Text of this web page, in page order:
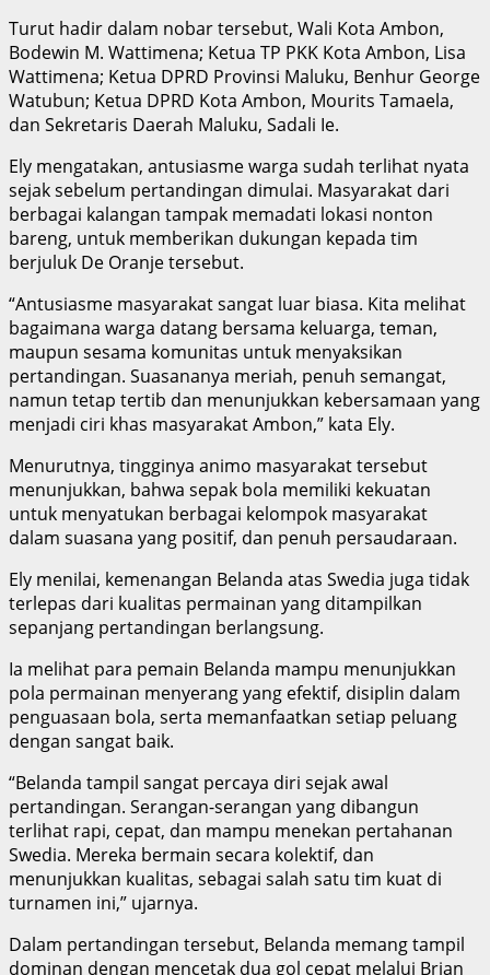
Turut hadir dalam nobar tersebut, Wali Kota Ambon,
Bodewin M. Wattimena; Ketua TP PKK Kota Ambon, Lisa
Wattimena; Ketua DPRD Provinsi Maluku, Benhur George
Watubun; Ketua DPRD Kota Ambon, Mourits Tamaela,
dan Sekretaris Daerah Maluku, Sadali Ie.
Ely mengatakan, antusiasme warga sudah terlihat nyata
sejak sebelum pertandingan dimulai. Masyarakat dari
berbagai kalangan tampak memadati lokasi nonton
bareng, untuk memberikan dukungan kepada tim
berjuluk De Oranje tersebut.
“Antusiasme masyarakat sangat luar biasa. Kita melihat
bagaimana warga datang bersama keluarga, teman,
maupun sesama komunitas untuk menyaksikan
pertandingan. Suasananya meriah, penuh semangat,
namun tetap tertib dan menunjukkan kebersamaan yang
menjadi ciri khas masyarakat Ambon,” kata Ely.
Menurutnya, tingginya animo masyarakat tersebut
menunjukkan, bahwa sepak bola memiliki kekuatan
untuk menyatukan berbagai kelompok masyarakat
dalam suasana yang positif, dan penuh persaudaraan.
Ely menilai, kemenangan Belanda atas Swedia juga tidak
terlepas dari kualitas permainan yang ditampilkan
sepanjang pertandingan berlangsung.
Ia melihat para pemain Belanda mampu menunjukkan
pola permainan menyerang yang efektif, disiplin dalam
penguasaan bola, serta memanfaatkan setiap peluang
dengan sangat baik.
“Belanda tampil sangat percaya diri sejak awal
pertandingan. Serangan-serangan yang dibangun
terlihat rapi, cepat, dan mampu menekan pertahanan
Swedia. Mereka bermain secara kolektif, dan
menunjukkan kualitas, sebagai salah satu tim kuat di
turnamen ini,” ujarnya.
Dalam pertandingan tersebut, Belanda memang tampil
dominan dengan mencetak dua gol cepat melalui Brian